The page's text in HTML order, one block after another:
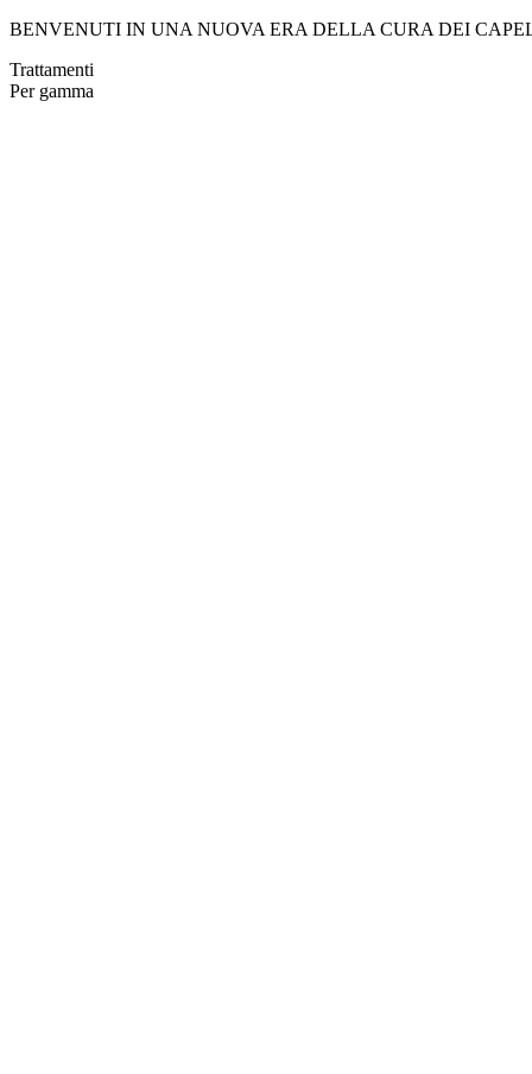
BENVENUTI IN UNA NUOVA ERA DELLA CURA DEI
Trattamenti
Per gamma